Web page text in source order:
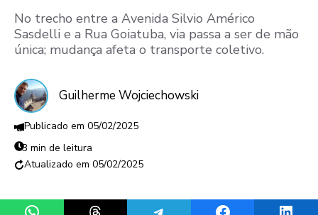
No trecho entre a Avenida Silvio Américo
Sasdelli e a Rua Goiatuba, via passa a ser de mão
única; mudança afeta o transporte coletivo.
Guilherme Wojciechowski
05/02/2025
3 min de leitura
05/02/2025
Share on WhatsAppShare on ThreadsShare on TelegramShare on Facebook